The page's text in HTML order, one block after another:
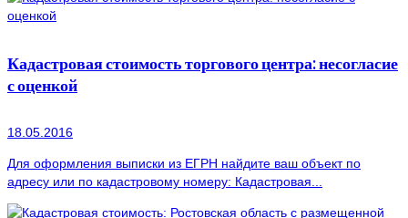
Кадастровая стоимость торгового центра: несогласие
с оценкой
18.05.2016
Для оформления выписки из ЕГРН найдите ваш объект по
адресу или по кадастровому номеру: Кадастровая...